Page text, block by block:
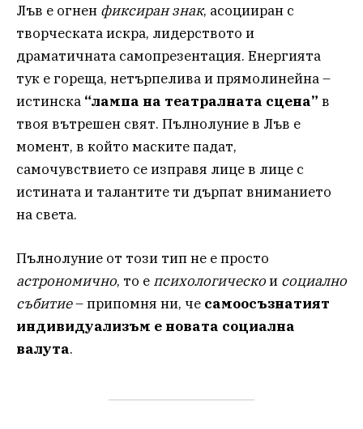
Лъв е огнен фиксиран знак, асоцииран с
творческата искра, лидерството и
драматичната самопрезентация. Енергията
тук е гореща, нетърпелива и прямолинейна –
истинска “лампа на театралната сцена” в
твоя вътрешен свят. Пълнолуние в Лъв е
момент, в който маските падат,
самочувствието се изправя лице в лице с
истината и талантите ти дърпат вниманието
на света.
Пълнолуние от този тип не е просто
астрономично, то е психологическои социално
събитие– припомня ни, че самоосъзнатият
индивидуализъм е новата социална
валута.